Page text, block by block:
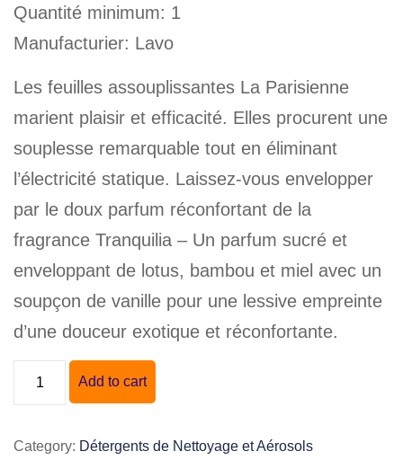
Quantité minimum: 1
Manufacturier: Lavo
Les feuilles assouplissantes La Parisienne
marient plaisir et efficacité. Elles procurent une
souplesse remarquable tout en éliminant
l’électricité statique. Laissez-vous envelopper
par le doux parfum réconfortant de la
fragrance Tranquilia – Un parfum sucré et
enveloppant de lotus, bambou et miel avec un
soupçon de vanille pour une lessive empreinte
d’une douceur exotique et réconfortante.
PARISIENNE"
EN
Add to cart
Category: Détergents de Nettoyage et Aérosols